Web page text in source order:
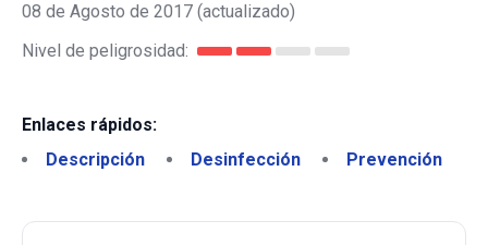
08 de Agosto de 2017 (actualizado)
Nivel de peligrosidad:
Enlaces rápidos:
Descripción
Desinfección Prevención